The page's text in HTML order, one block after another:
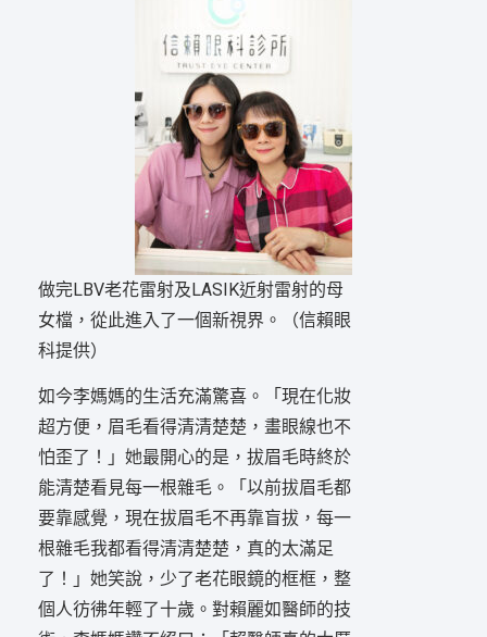
做完LBV老花雷射及LASIK近射雷射的母
女檔，從此進入了一個新視界。（信賴眼
科提供）
如今李媽媽的生活充滿驚喜。「現在化妝
超方便，眉毛看得清清楚楚，畫眼線也不
怕歪了！」她最開心的是，拔眉毛時終於
能清楚看見每一根雜毛。「以前拔眉毛都
要靠感覺，現在拔眉毛不再靠盲拔，每一
根雜毛我都看得清清楚楚，真的太滿足
了！」她笑說，少了老花眼鏡的框框，整
個人彷彿年輕了十歲。對賴麗如醫師的技